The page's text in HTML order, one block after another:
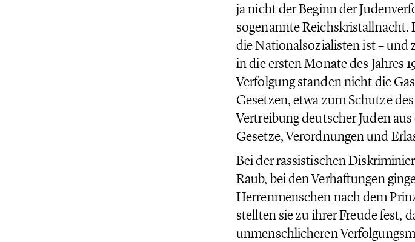
ja nicht der Beginn der
sogenannte Reichskristallnacht.
die Nationalsozialisten ist – und
in die ersten Monate des Jahres
Verfolgung standen nicht die
Gesetzen, etwa zum Schutze
Vertreibung deutscher Juden
Gesetze, Verordnungen und
Bei der rassistischen
Raub, bei den Verhaftungen
Herrenmenschen nach dem
stellten sie zu ihrer Freude fest,
unmenschlicheren